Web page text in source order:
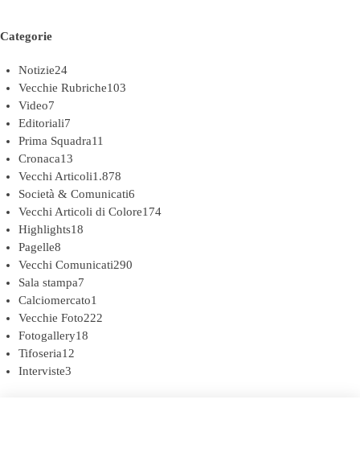
Categorie
Notizie24
Vecchie Rubriche103
Video7
Editoriali7
Prima Squadra11
Cronaca13
Vecchi Articoli1.878
Società & Comunicati6
Vecchi Articoli di Colore174
Highlights18
Pagelle8
Vecchi Comunicati290
Sala stampa7
Calciomercato1
Vecchie Foto222
Fotogallery18
Tifoseria12
Interviste3